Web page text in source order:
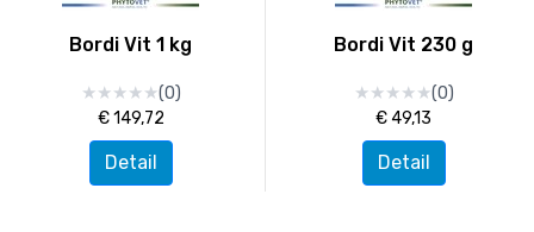
Bordi Vit 1 kg
★
★★
★★
★★
★★
★(0)
€ 149,72
Detail
Bordi Vit 230 g
★
★★
★★
★★
★★
★(0)
€ 49,13
Detail